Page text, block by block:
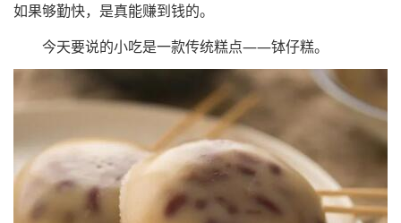
如果够勤快，是真能赚到钱的。
今天要说的小吃是一款传统糕点——钵仔糕。